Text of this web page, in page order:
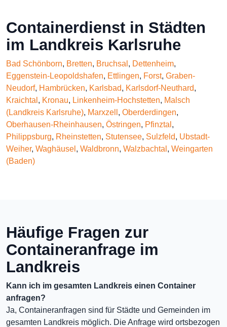
Containerdienst in Städten
im Landkreis Karlsruhe
Bad Schönborn, Bretten, Bruchsal , Dettenheim,
Eggenstein-Leopoldshafen, Ettlingen, Forst, Graben-
Neudorf, Hambrücken, Karlsbad, Karlsdorf-Neuthard,
Kraichtal , Kronau, Linkenheim-Hochstetten, Malsch
(Landkreis Karlsruhe), Marxzell , Oberderdingen,
Oberhausen-Rheinhausen, Östringen, Pfinztal ,
Philippsburg, Rheinstetten, Stutensee, Sulzfeld, Ubstadt-
Weiher, Waghäusel , Waldbronn, Walzbachtal , Weingarten
(Baden)
Häufige Fragen zur
Containeranfrage im
Landkreis
Kann ich im gesamten Landkreis einen Container
anfragen?
Ja, Containeranfragen sind für Städte und Gemeinden im
gesamten Landkreis möglich. Die Anfrage wird ortsbezogen